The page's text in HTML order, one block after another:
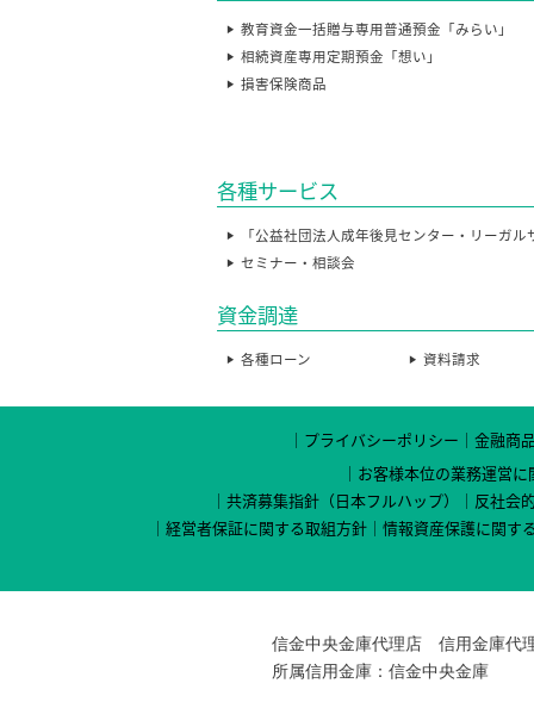
教育資金一括贈与専用普通預金「みらい」
相続資産専用定期預金「想い」
損害保険商品
各種サービス
「公益社団法人成年後見センター・リーガル
セミナー・相談会
資金調達
各種ローン 資料請求
プライバシーポリシー
金融商
お客様本位の業務運営
共済募集指針（日本フルハップ）
反社会
経営者保証に関する取組方針
情報資産保護に関す
信金中央金庫代理店 信用金庫代
所属信用金庫：信金中央金庫